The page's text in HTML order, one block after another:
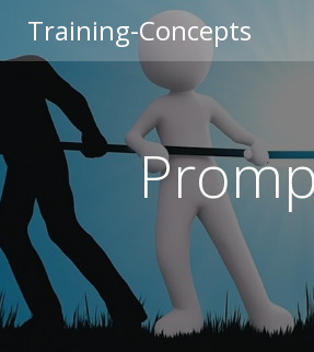
Inhalt
Training-Concepts